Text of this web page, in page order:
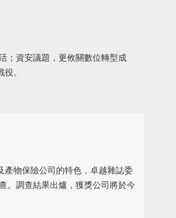
；資安議題，更攸關數位轉型成
。
產物保險公司的特色，卓越雜誌委
。調查結果出爐，獲獎公司將於今